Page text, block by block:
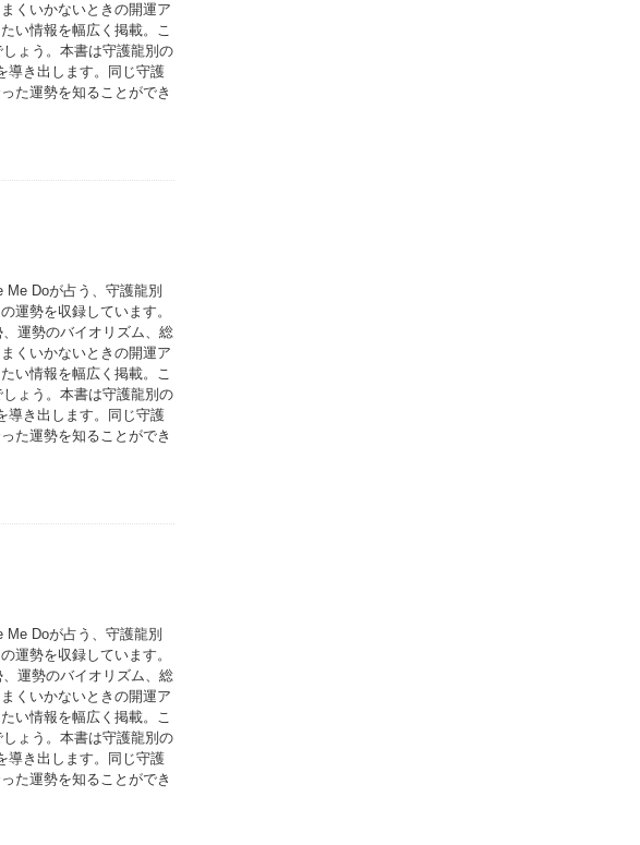
くいかないときの開運ア
い情報を幅広く掲載。こ
ょう。本書は守護龍別の
導き出します。同じ守護
た運勢を知ることができ
Doが占う、守護龍別
運勢を収録しています。
運勢のバイオリズム、総
くいかないときの開運ア
い情報を幅広く掲載。こ
ょう。本書は守護龍別の
導き出します。同じ守護
た運勢を知ることができ
Doが占う、守護龍別
運勢を収録しています。
運勢のバイオリズム、総
くいかないときの開運ア
い情報を幅広く掲載。こ
ょう。本書は守護龍別の
導き出します。同じ守護
た運勢を知ることができ